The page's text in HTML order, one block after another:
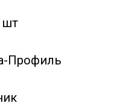
шт
Профиль